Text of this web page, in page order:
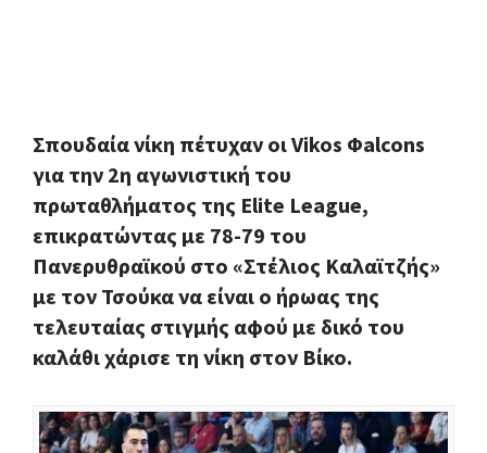
Σπουδαία νίκη πέτυχαν οι Vikos Φalcons
για την 2η αγωνιστική του
πρωταθλήματος της Elite League,
επικρατώντας με 78-79 του
Πανερυθραϊκού στο «Στέλιος Καλαϊτζής»
με τον Τσούκα να είναι ο ήρωας της
τελευταίας στιγμής αφού με δικό του
καλάθι χάρισε τη νίκη στον Βίκο.